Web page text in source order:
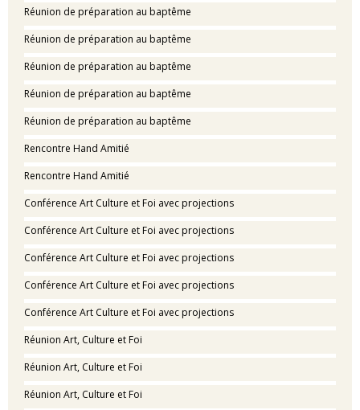
Réunion de préparation au baptême
Réunion de préparation au baptême
Réunion de préparation au baptême
Réunion de préparation au baptême
Réunion de préparation au baptême
Rencontre Hand Amitié
Rencontre Hand Amitié
Conférence Art Culture et Foi avec projections
Conférence Art Culture et Foi avec projections
Conférence Art Culture et Foi avec projections
Conférence Art Culture et Foi avec projections
Conférence Art Culture et Foi avec projections
Réunion Art, Culture et Foi
Réunion Art, Culture et Foi
Réunion Art, Culture et Foi